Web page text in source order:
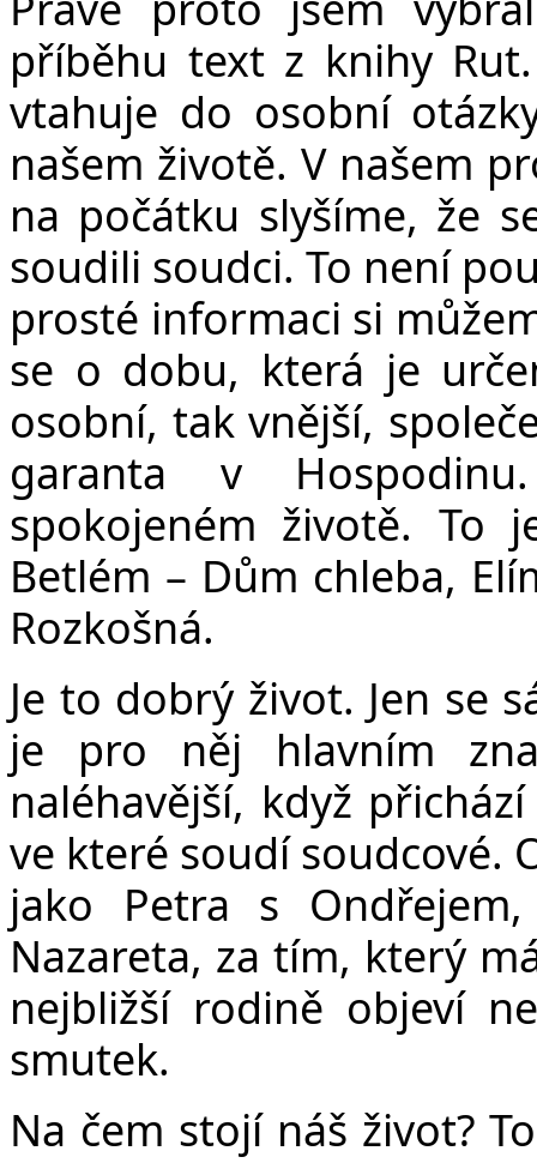
příběhu text z knihy
vtahuje do osobní
našem životě. V našem
na počátku slyšíme, že
soudili soudci. To není
prosté informaci si
se o dobu, která je
osobní, tak vnější,
garanta v
spokojeném životě. To
Betlém – Dům chleba,
Rozkošná.
Je to dobrý život. Jen se
je pro něj hlavním
naléhavější, když
ve které soudí soudcové.
jako Petra s
Nazareta, za tím, který
nejbližší rodině objeví
smutek.
Na čem stojí náš život?